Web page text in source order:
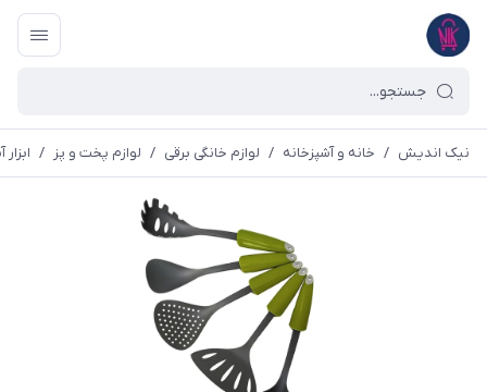
نیک اندیش / خانه و آشپزخانه / لوازم خانگی برقی / لوازم پخت و پز /